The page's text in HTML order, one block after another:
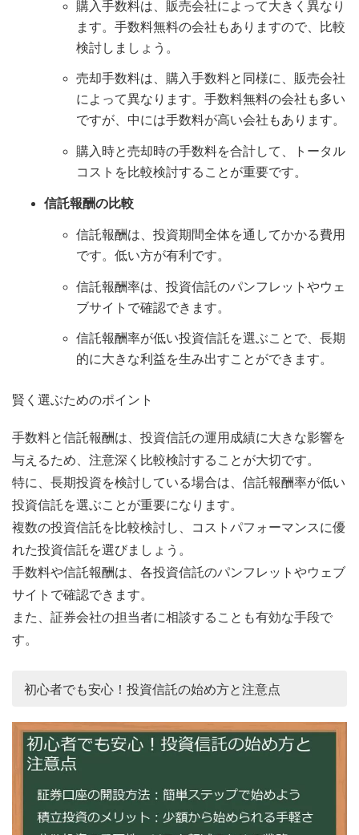
購入手数料は、販売会社によって大きく異なり
ます。手数料無料の会社もありますので、比較
検討しましょう。
売却手数料は、購入手数料と同様に、販売会社
によって異なります。手数料無料の会社も多い
ですが、中には手数料が高い会社もあります。
購入時と売却時の手数料を合計して、トータル
コストを比較検討することが重要です。
信託報酬の比較
信託報酬は、投資期間全体を通してかかる費用
です。低い方が有利です。
信託報酬率は、投資信託のパンフレットやウェ
ブサイトで確認できます。
信託報酬率が低い投資信託を選ぶことで、長期
的に大きな利益を生み出すことができます。
賢く選ぶためのポイント
手数料と信託報酬は、投資信託の運用成績に大きな影響を
与えるため、注意深く比較検討することが大切です。
特に、長期投資を検討している場合は、信託報酬率が低い
投資信託を選ぶことが重要になります。
複数の投資信託を比較検討し、コストパフォーマンスに優
れた投資信託を選びましょう。
手数料や信託報酬は、各投資信託のパンフレットやウェブ
サイトで確認できます。
また、証券会社の担当者に相談することも有効な手段で
す。
初心者でも安心！投資信託の始め方と注意点